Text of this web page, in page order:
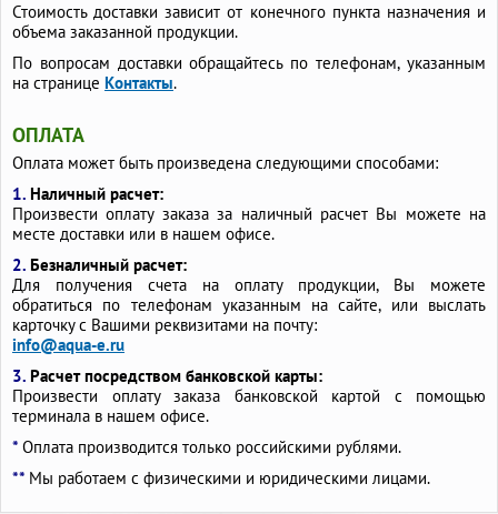
Стоимость доставки зависит от конечного пункта назначения и
объема заказанной продукции.
По вопросам доставки обращайтесь по телефонам, указанным
на странице Контакты.
ОПЛАТА
Оплата может быть произведена следующими способами:
1. Наличный расчет:
Произвести оплату заказа за наличный расчет Вы можете на
месте доставки или в нашем офисе.
2. Безналичный расчет:
Для получения счета на оплату продукции, Вы можете
обратиться по телефонам указанным на сайте, или выслать
карточку с Вашими реквизитами на почту:
info@aqua-e.ru
3. Расчет посредством банковской карты:
Произвести оплату заказа банковской картой с помощью
терминала в нашем офисе.
* Оплата производится только российскими рублями.
** Мы работаем с физическими и юридическими лицами.